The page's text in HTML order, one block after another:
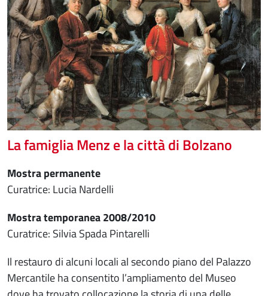
La famiglia Menz e la città di Bolzano
Mostra permanente
Curatrice: Lucia Nardelli
Mostra temporanea 2008/2010
Curatrice: Silvia Spada Pintarelli
Il restauro di alcuni locali al secondo piano del Palazzo
Mercantile ha consentito l’ampliamento del Museo